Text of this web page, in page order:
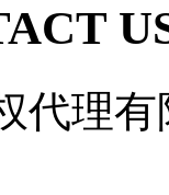
代理有